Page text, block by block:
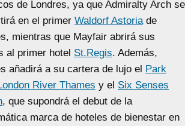
de Londres, ya que Admiralty Arch se
en el primer Waldorf Astoria de
mientras que Mayfair abrirá sus
al primer hotel St.Regis. Además,
añadirá a su cartera de lujo el Park
River Thames y el Six Senses
, que supondrá el debut de la
marca de hoteles de bienestar en